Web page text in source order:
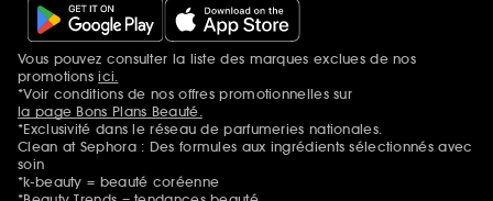
Mentions additionnelles
Vous pouvez consulter la liste des marques exclues de nos
promotionsici.
*Voir conditions de nos offres promotionnelles sur
la page Bons Plans Beauté.
*Exclusivité dans le réseau de parfumeries nationales.
Clean at Sephora : Des formules aux ingrédients sélectionnés avec
soin
*k-beauty = beauté coréenne